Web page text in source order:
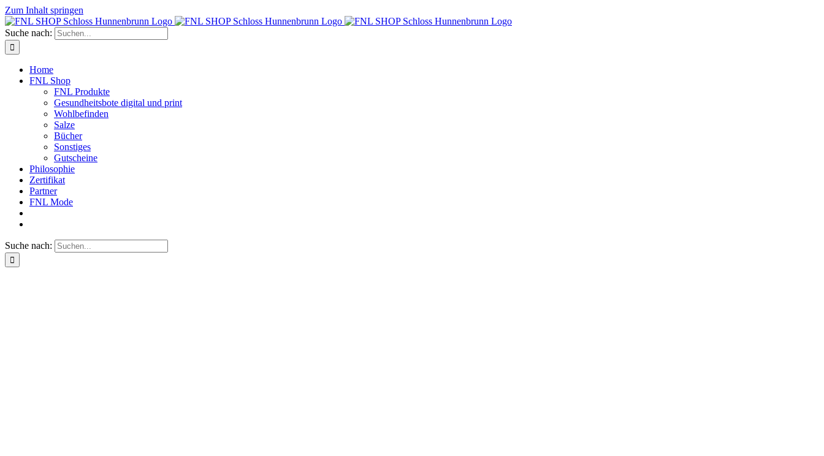
Zum Inhalt springen
Suche nach:
Home
FNL Shop
FNL Produkte
Gesundheitsbote digital und print
Wohlbefinden
Salze
Bücher
Sonstiges
Gutscheine
Philosophie
Zertifikat
Partner
FNL Mode
Suche nach: